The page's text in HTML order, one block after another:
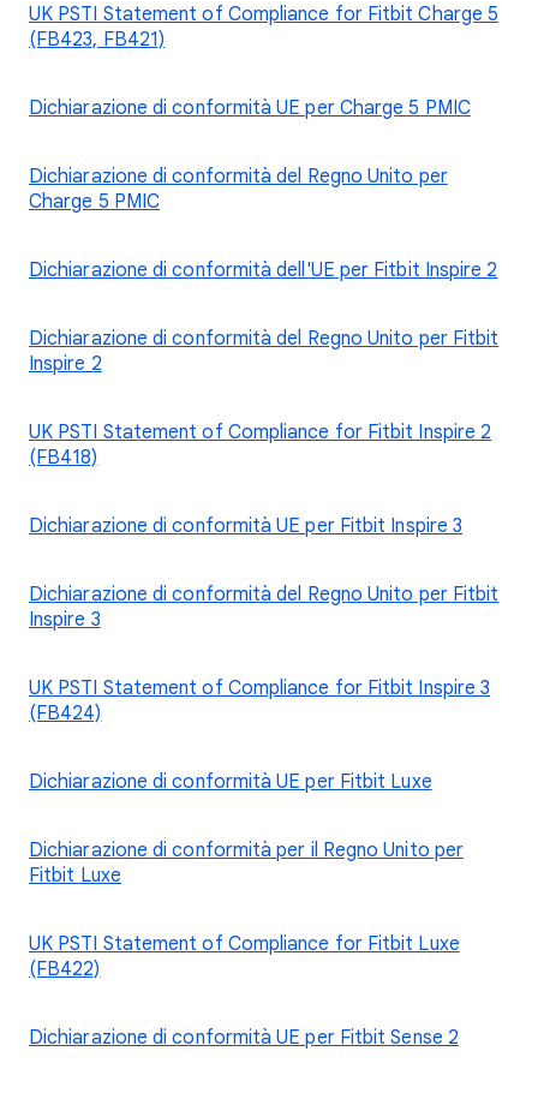
UK PSTI Statement of Compliance for Fitbit Charge 5
(FB423, FB421)
Dichiarazione di conformità UE per Charge 5 PMIC
Dichiarazione di conformità del Regno Unito per
Charge 5 PMIC
Dichiarazione di conformità dell'UE per Fitbit Inspire 2
Dichiarazione di conformità del Regno Unito per Fitbit
Inspire 2
UK PSTI Statement of Compliance for Fitbit Inspire 2
(FB418)
Dichiarazione di conformità UE per Fitbit Inspire 3
Dichiarazione di conformità del Regno Unito per Fitbit
Inspire 3
UK PSTI Statement of Compliance for Fitbit Inspire 3
(FB424)
Dichiarazione di conformità UE per Fitbit Luxe
Dichiarazione di conformità per il Regno Unito per
Fitbit Luxe
UK PSTI Statement of Compliance for Fitbit Luxe
(FB422)
Dichiarazione di conformità UE per Fitbit Sense 2